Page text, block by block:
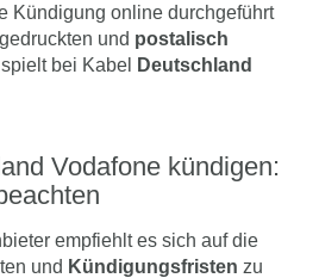
Kündigung online durchgeführt
und postalisch
bei Kabel
Deutschland
Vodafone kündigen:
empfiehlt es sich auf die
und Kündigungsfristen zu